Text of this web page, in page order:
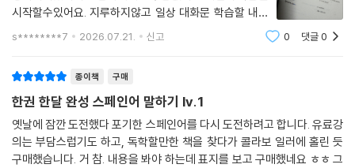
각 Capitulo에서 다룬 핵심 어휘와 문형에 대한 이해도를 점검하는 연습
문제를 제공합니다. 제시된 문제에 적절한 답을 찾는 과정을 통해 스스로
6. 쉬어가기
스페인의 여러 가지 문화를 접하고, 여행 팁도 얻을 수 있는 코너입니다. 그
리고 여러분의 스페인어 수준을 한층 높여줄 추가 어휘와 다양한 퀴즈까지
제공하니, 재미와 실력을 동시에 챙겨 보세요.
시작할수있어요. 지루하지않고 일상 대화문 학습할 내용
도 많아서 좋습니다
s********7 2026.07.21. 신고 0 댓글0
종이책 구매
한권 한달 완성 스페인어 말하기 lv.1
옛날에 잠깐 도전했다 포기한 스페인어를 다시 도전하려고 합니다. 유료강
의는 부담스럽기도 하고, 독학할만한 책을 찾다가 콜라보 일러에 홀린 듯
구매했습니다. 거 참. 내용을 봐야 하는데 표지를 보고 구매했네요 ㅎㅎ 그